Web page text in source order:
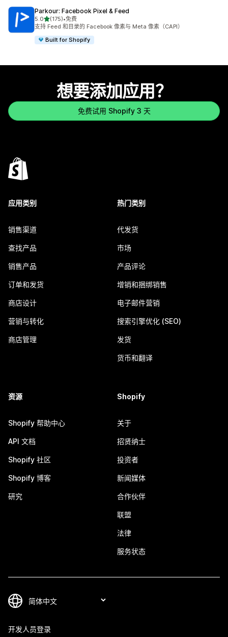
Parkour: Facebook Pixel & Feed
5.0星（满分 5 星）
(175)
总共 175 条评论
•免费
支持 Feed 和目录的 Facebook 像素与 Meta 像素（CAPI）
Built for Shopify
想要添加应用？
免费试用 Shopify 3 天
应用类别
销售渠道
查找产品
销售产品
订单和发货
商店设计
营销与转化
商店管理
热门类别
代发货
市场
产品评论
增销和捆绑销售
电子邮件营销
搜索引擎优化 (SEO)
发货
货币和翻译
资源
Shopify 帮助中心
API 文档
Shopify 社区
Shopify 博客
研究
Shopify
关于
招贤纳士
投资者
新闻媒体
合作伙伴
联盟
法律
服务状态
开发人员登录